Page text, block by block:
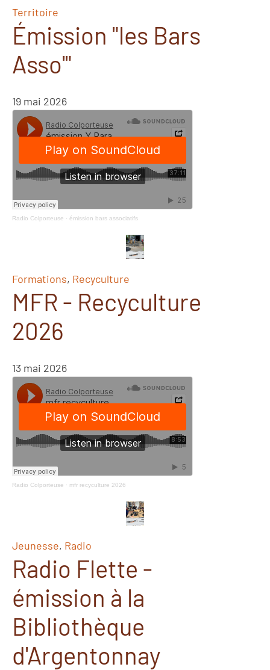
Territoire
Émission "les Bars
Asso'"
19 mai 2026
Radio Colporteuse · émission bars associatifs
Formations, Recyculture
MFR - Recyculture
2026
13 mai 2026
Radio Colporteuse · mfr recyculture 2026
Jeunesse, Radio
Radio Flette -
émission à la
Bibliothèque
d'Argentonnay